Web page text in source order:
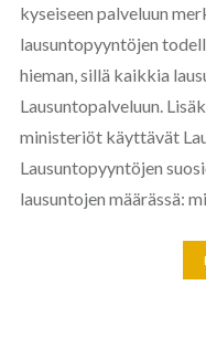
kyseiseen palveluun
lausuntopyyntöjen
hieman, sillä kaikkia
Lausuntopalveluun.
ministeriöt käyttävät
Lausuntopyyntöjen
lausuntojen määrässä: